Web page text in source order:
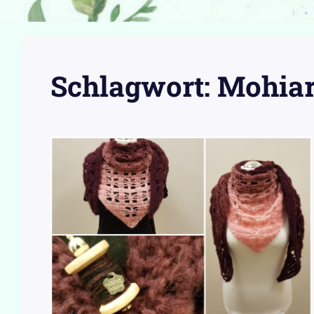
Schlagwort: